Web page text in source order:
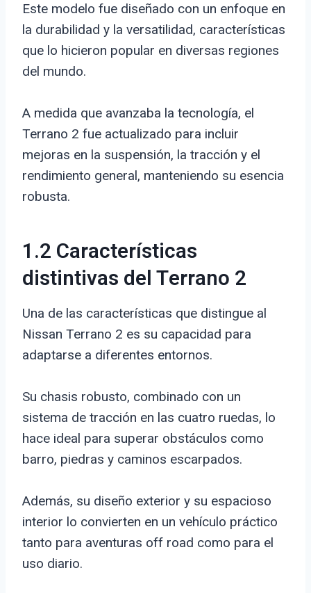
Este modelo fue diseñado con un enfoque en
la durabilidad y la versatilidad, características
que lo hicieron popular en diversas regiones
del mundo.
A medida que avanzaba la tecnología, el
Terrano 2 fue actualizado para incluir
mejoras en la suspensión, la tracción y el
rendimiento general, manteniendo su esencia
robusta.
1.2 Características
distintivas del Terrano 2
Una de las características que distingue al
Nissan Terrano 2 es su capacidad para
adaptarse a diferentes entornos.
Su chasis robusto, combinado con un
sistema de tracción en las cuatro ruedas, lo
hace ideal para superar obstáculos como
barro, piedras y caminos escarpados.
Además, su diseño exterior y su espacioso
interior lo convierten en un vehículo práctico
tanto para aventuras off road como para el
uso diario.